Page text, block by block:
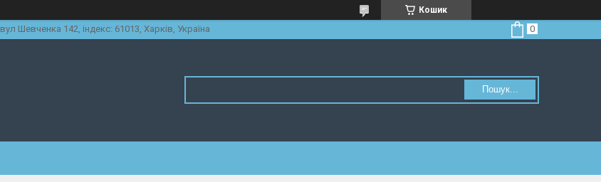
Кошик
вул Шевченка 142, iндекс: 61013, Харків, Україна
Пошук...